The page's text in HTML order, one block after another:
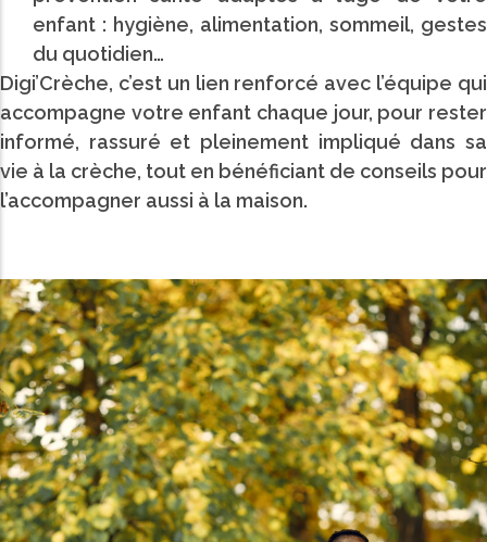
enfant : hygiène, alimentation, sommeil, gestes
du quotidien…
Digi’Crèche, c’est un lien renforcé avec l’équipe qui
accompagne votre enfant chaque jour, pour rester
informé, rassuré et pleinement impliqué dans sa
vie à la crèche, tout en bénéficiant de conseils pour
l’accompagner aussi à la maison.